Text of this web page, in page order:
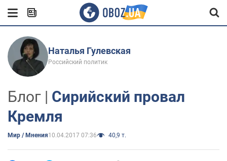
Наталья Гулевская
Российский политик
Блог | Сирийский провал
Кремля
Мир / Мнения10.04.2017 07:36 40,9 т.